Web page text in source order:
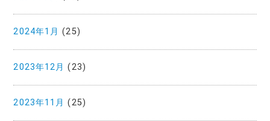
2024年1月 (25)
2023年12月 (23)
2023年11月 (25)